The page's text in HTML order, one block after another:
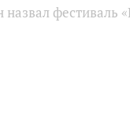
фестиваль